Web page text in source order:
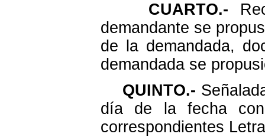
CUARTO.-
demandante se
de la demandada,
demandada se
QUINTO.-
día de la fecha
correspondientes